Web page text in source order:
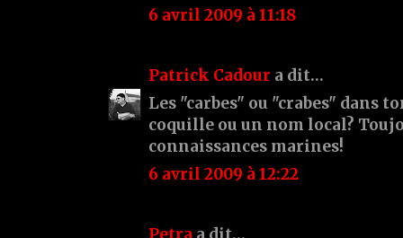
6 avril 2009 à 11:18
Patrick Cadour a dit…
Les "carbes" ou "crabes" dans
coquille ou un nom local?
connaissances marines!
6 avril 2009 à 12:22